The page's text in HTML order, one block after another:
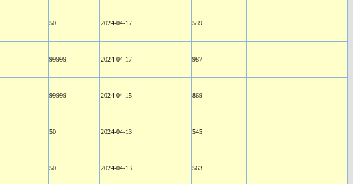
50 2024-04-17 539
99999 2024-04-17 987
99999 2024-04-15 869
50 2024-04-13 545
50 2024-04-13 563